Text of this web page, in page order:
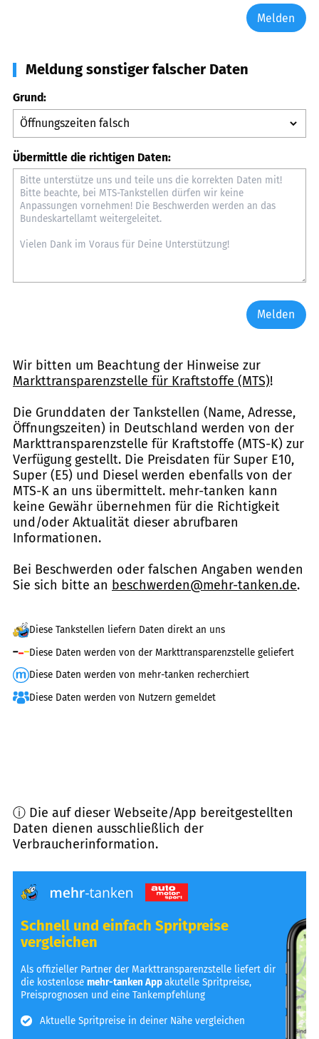
Melden
Meldung sonstiger falscher Daten
Grund:
Übermittle die richtigen Daten:
Melden
Wir bitten um Beachtung der Hinweise zur
Markttransparenzstelle für Kraftstoffe (MTS)!
Die Grunddaten der Tankstellen (Name, Adresse,
Öffnungszeiten) in Deutschland werden von der
Markttransparenzstelle für Kraftstoffe (MTS-K) zur
Verfügung gestellt. Die Preisdaten für Super E10,
Super (E5) und Diesel werden ebenfalls von der
MTS-K an uns übermittelt. mehr-tanken kann
keine Gewähr übernehmen für die Richtigkeit
und/oder Aktualität dieser abrufbaren
Informationen.
Bei Beschwerden oder falschen Angaben wenden
Sie sich bitte an beschwerden@mehr-tanken.de.
Diese Tankstellen liefern Daten direkt an uns
Diese Daten werden von der Markttransparenzstelle geliefert
Diese Daten werden von mehr-tanken recherchiert
Diese Daten werden von Nutzern gemeldet
ⓘ Die auf dieser Webseite/App bereitgestellten
Daten dienen ausschließlich der
Verbraucherinformation.
Schnell und einfach Spritpreise
vergleichen
Als offizieller Partner der Markttransparenzstelle liefert dir
die kostenlosemehr-tanken Appakutelle Spritpreise,
Preisprognosen und eine Tankempfehlung
Aktuelle Spritpreise in deiner Nähe vergleichen